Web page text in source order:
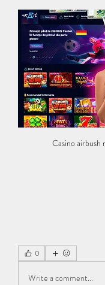
Casino airbush
0
Write a comment...